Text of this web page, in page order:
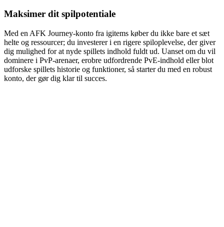
Maksimer dit spilpotentiale
Med en AFK Journey-konto fra igitems køber du ikke bare et sæt
helte og ressourcer; du investerer i en rigere spiloplevelse, der giver
dig mulighed for at nyde spillets indhold fuldt ud. Uanset om du vil
dominere i PvP-arenaer, erobre udfordrende PvE-indhold eller blot
udforske spillets historie og funktioner, så starter du med en robust
konto, der gør dig klar til succes.